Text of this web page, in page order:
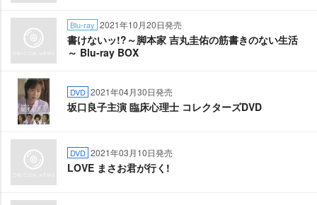
Blu-ray 2021年10月20日発売
書けないッ!?～脚本家 吉丸圭佑の筋書きのない生活
～ Blu-ray BOX
DVD 2021年04月30日発売
坂口良子主演 臨床心理士 コレクターズDVD
DVD 2021年03月10日発売
LOVE まさお君が行く!